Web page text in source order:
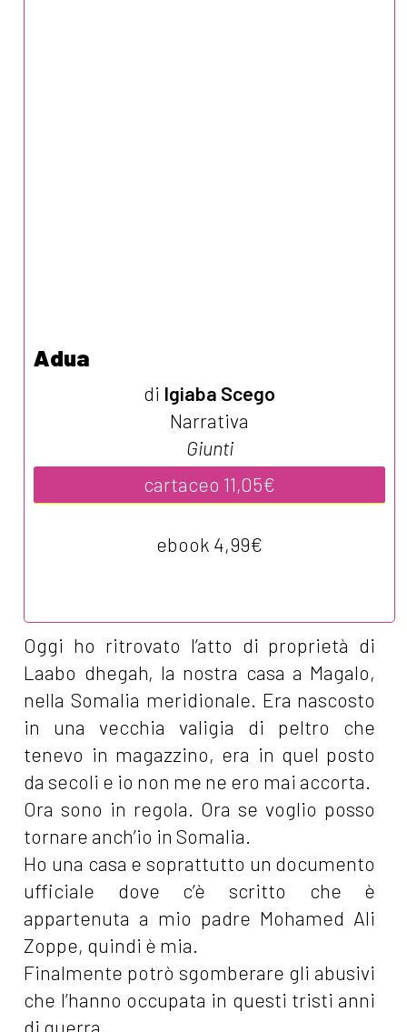
Adua
di Igiaba Scego
Narrativa
Giunti
cartaceo 11,05€
ebook 4,99€
Oggi ho ritrovato l’atto di proprietà di
Laabo dhegah, la nostra casa a Magalo,
nella Somalia meridionale. Era nascosto
in una vecchia valigia di peltro che
tenevo in magazzino, era in quel posto
da secoli e io non me ne ero mai accorta.
Ora sono in regola. Ora se voglio posso
tornare anch’io in Somalia.
Ho una casa e soprattutto un documento
ufficiale dove c’è scritto che è
appartenuta a mio padre Mohamed Ali
Zoppe, quindi è mia.
Finalmente potrò sgomberare gli abusivi
che l’hanno occupata in questi tristi anni
di guerra.